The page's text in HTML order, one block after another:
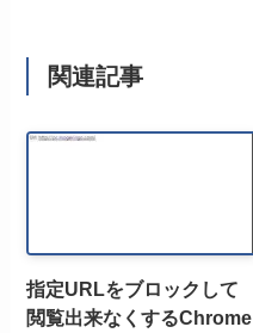
関連記事
指定URLをブロックして
閲覧出来なくするChrome